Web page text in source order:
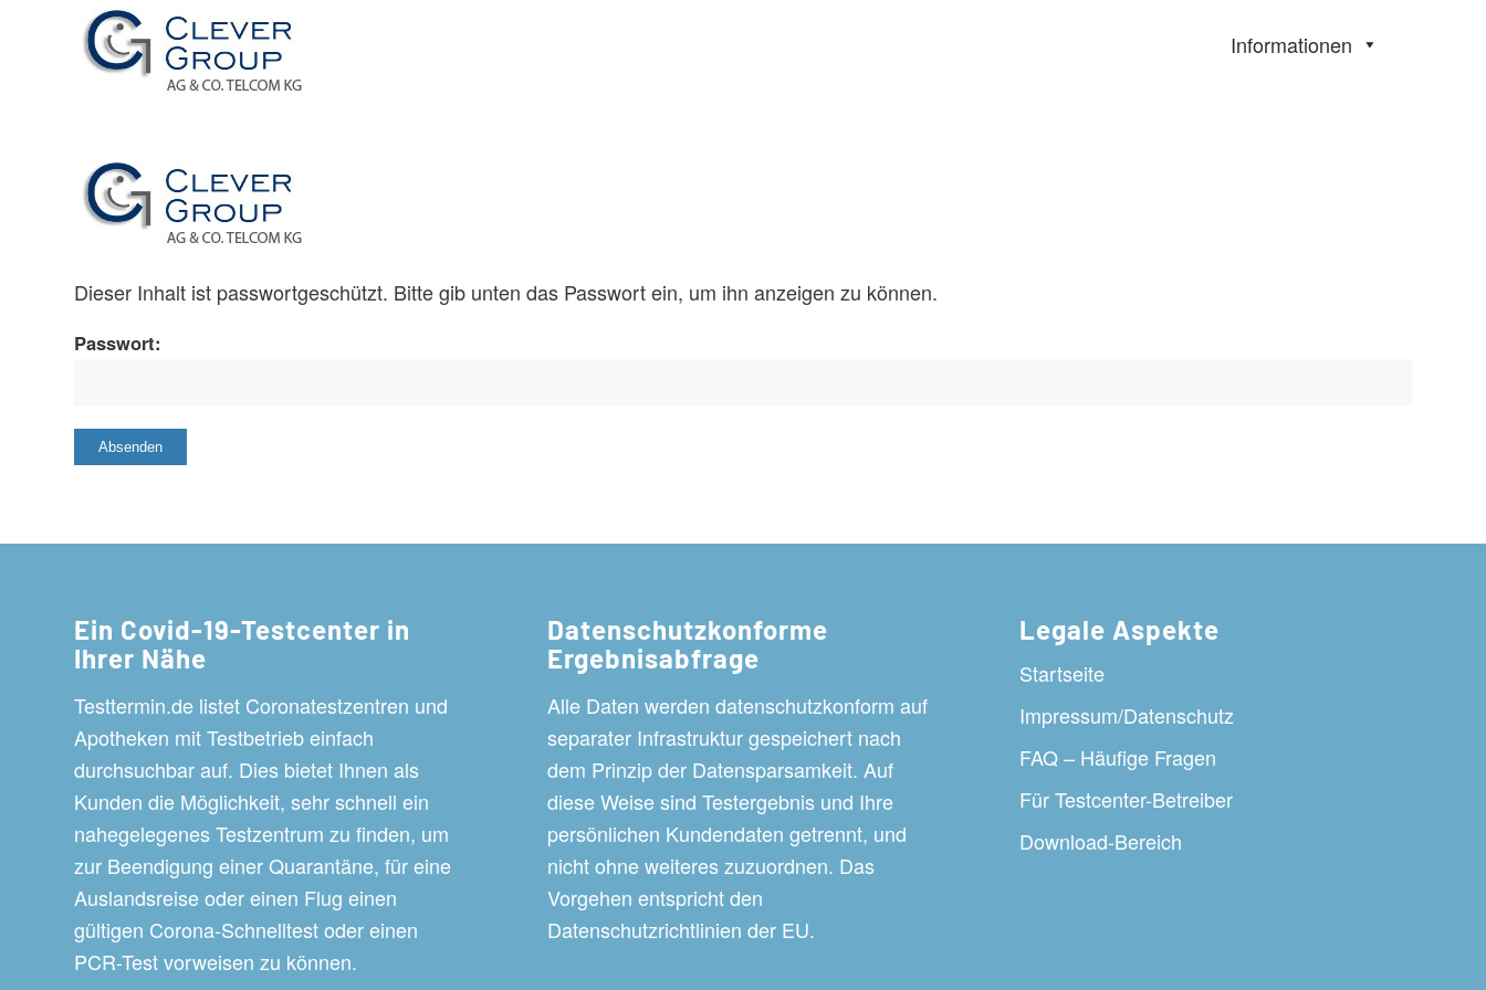
Informationen
Dieser Inhalt ist passwortgeschützt. Bitte gib unten das Passwort ein, um ihn anzeigen zu können.
Passwort:
Ein Covid-19-Testcenter in
Ihrer Nähe
Testtermin.de listet Coronatestzentren und
Apotheken mit Testbetrieb einfach
durchsuchbar auf. Dies bietet Ihnen als
Kunden die Möglichkeit, sehr schnell ein
nahegelegenes Testzentrum zu finden, um
zur Beendigung einer Quarantäne, für eine
Auslandsreise oder einen Flug einen
gültigen Corona-Schnelltest oder einen
PCR-Test vorweisen zu können.
Datenschutzkonforme
Ergebnisabfrage
Alle Daten werden datenschutzkonform auf
separater Infrastruktur gespeichert nach
dem Prinzip der Datensparsamkeit. Auf
diese Weise sind Testergebnis und Ihre
persönlichen Kundendaten getrennt, und
nicht ohne weiteres zuzuordnen. Das
Vorgehen entspricht den
Datenschutzrichtlinien der EU.
Legale Aspekte
Startseite
Impressum/Datenschutz
FAQ – Häufige Fragen
Für Testcenter-Betreiber
Download-Bereich